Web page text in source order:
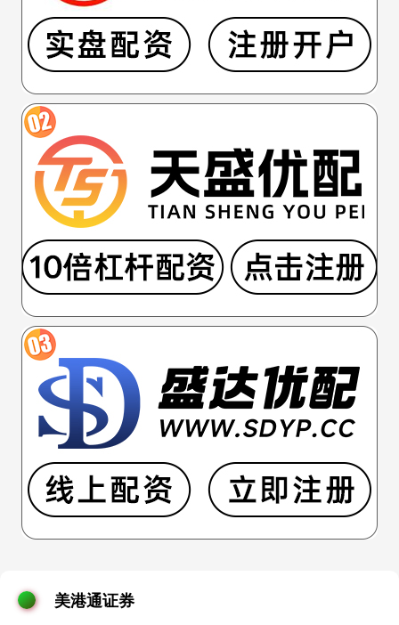
美港通证券